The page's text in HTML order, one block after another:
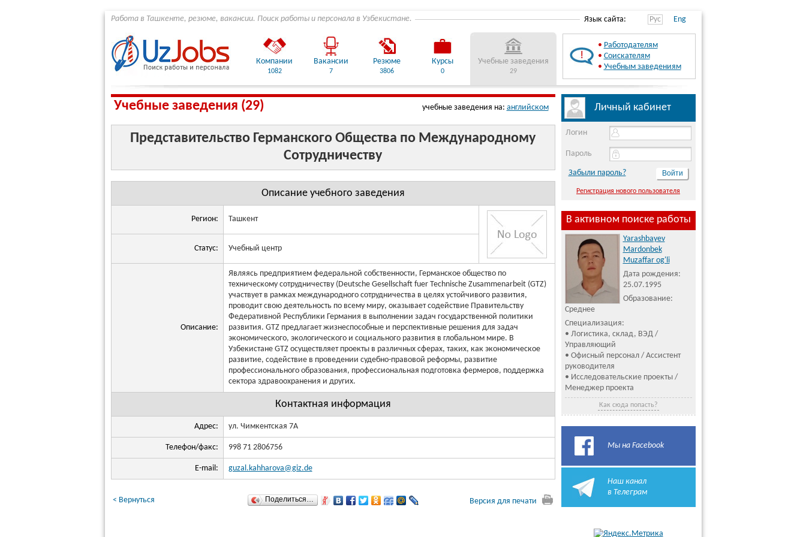
Работа в Ташкенте, резюме, вакансии. Поиск работы и персонала в Узбекистане. Язык сайта: Рус Eng
Компании
1082
Вакансии
7
Резюме
3806
Курсы
0
Учебные заведения
29
• Работодателям
• Соискателям
• Учебным заведениям
Учебные заведения (29) учебные заведения на: английском
Представительство Германского Общества по Международному
Сотрудничеству
Описание учебного заведения
Регион: Ташкент
Статус: Учебный центр
Описание:
Являясь предприятием федеральной собственности, Германское общество по
техническому сотрудничеству (Deutsche Gesellschaft fuer Technische Zusammenarbeit (GTZ)
участвует в рамках международного сотрудничества в целях устойчивого развития,
проводит свою деятельность по всему миру, оказывает содействие Правительству
Федеративной Республики Германия в выполнении задач государственной политики
развития. GTZ предлагает жизнеспособные и перспективные решения для задач
экономического, экологического и социального развития в глобальном мире. В
Узбекистане GTZ осуществляет проекты в различных сферах, таких, как экономическое
развитие, содействие в проведении судебно-правовой реформы, развитие
профессионального образования, профессиональная подготовка фермеров, поддержка
сектора здравоохранения и других.
Контактная информация
Адрес: ул. Чимкентская 7А
Телефон/факс: 998 71 2806756
E-mail: guzal.kahharova@giz.de
< Вернуться Поделиться… Версия для печати
Личный кабинет
Логин
Пароль
Забыли пароль?
Регистрация нового пользователя
В активном поиске работы
Yarashbayev
Mardonbek
Muzaffar og'li
Дата рождения:
25.07.1995
Образование:
Среднее
Специализация:
• Логистика, склад, ВЭД /
Управляющий
• Офисный персонал / Ассистент
руководителя
• Исследовательские проекты /
Менеджер проекта
Как сюда попасть?
Мы на Facebook
Наш канал
в Телеграм